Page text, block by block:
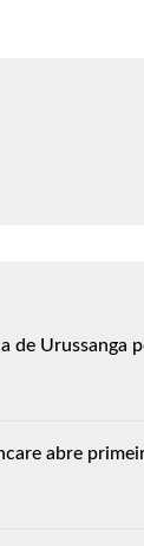
de Urussanga
abre